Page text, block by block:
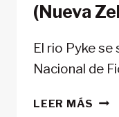
(Nueva
El rio Pyke se
Nacional de
LEER MÁS